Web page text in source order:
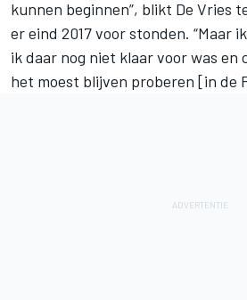
kunnen beginnen”, blikt De Vries
er eind 2017 voor stonden. “Maar
ik daar nog niet klaar voor was en
het moest blijven proberen [in de